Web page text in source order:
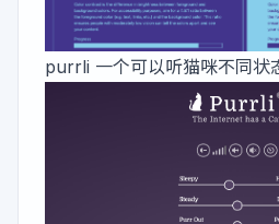
purrli 一个可以听猫咪不同状